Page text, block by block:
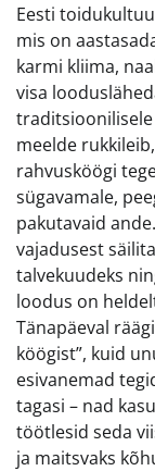
Eesti
mis on
karmi kliima,
visa
traditsioonilisele
meelde
rahvusköögi
sügavamale,
pakutavaid
vajadusest
talvekuudeks
loodus on
Tänapäeval
köögist”, kuid
esivanemad
tagasi – nad
töötlesid seda
ja maitsvaks